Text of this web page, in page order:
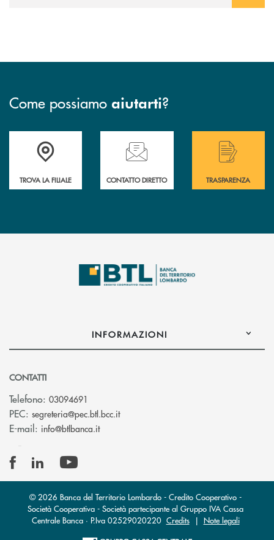
Come possiamo aiutarti?
Accedi all' elenco completo delle filiali .
TROVA LA FILIALE
Hai bisogno di assistenza immediata?
CONTATTO DIRETTO
Hai bisogno di
TRASPARENZA
INFORMAZIONI
CONTATTI
Telefono: 03094691
PEC: segreteria@pec.btl.bcc.it(si apre l’app di posta elettronica)
E-mail: info@btlbanca.it(si apre l’app di posta elettronica)
© 2026 Banca del Territorio Lombardo - Credito Cooperativo -
Società Cooperativa - Società partecipante al Gruppo IVA Cassa
Centrale Banca · P.Iva 02529020220 Credits| Note legali